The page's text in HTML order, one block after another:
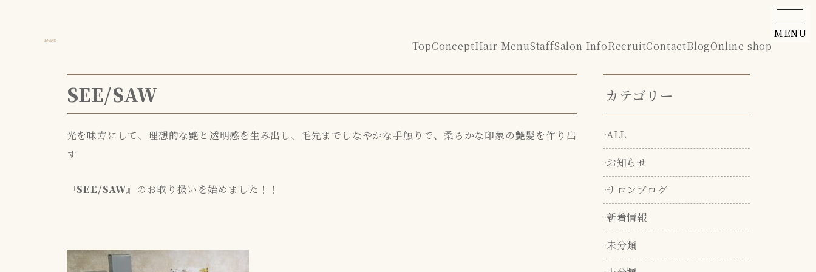
TopConceptHair MenuStaffSalon InfoRecruitContactBlogOnline shop
MENU
SEE/SAW
光を味方にして、理想的な艶と透明感を生み出し、毛先までしなやかな手触りで、柔らかな印象の艶髪を作り出
す
『SEE/SAW』 のお取り扱いを始めました！！
カテゴリー
ALL
お知らせ
サロンブログ
新着情報
未分類